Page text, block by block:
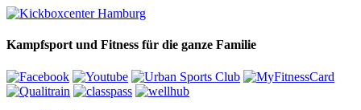
Kampfsport und Fitness für die ganze Familie